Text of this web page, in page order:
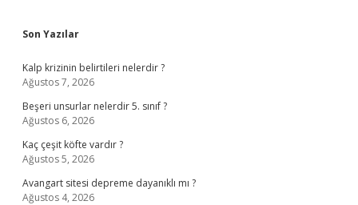
Sidebar
Son Yazılar
Kalp krizinin belirtileri nelerdir ?
Ağustos 7, 2026
Beşeri unsurlar nelerdir 5. sınıf ?
Ağustos 6, 2026
Kaç çeşit köfte vardır ?
Ağustos 5, 2026
Avangart sitesi depreme dayanıklı mı ?
Ağustos 4, 2026